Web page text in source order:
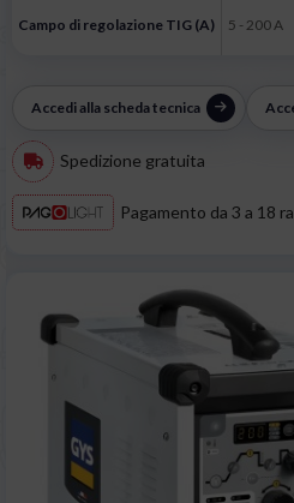
Campo di regolazione TIG (A) 5 - 200 A
Accedi alla scheda tecnica
Spedizione gratuita
Pagamento da 3 a 18